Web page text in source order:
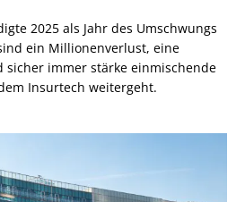
2025 als Jahr des Umschwungs
ein Millionenverlust, eine
sicher immer stärke einmischende
Insurtech weitergeht.